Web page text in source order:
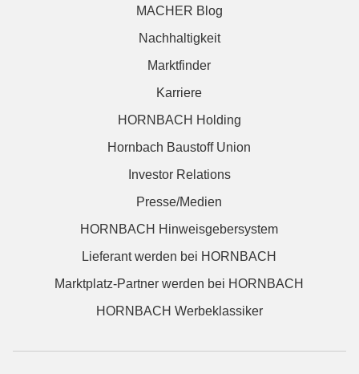
MACHER Blog
Nachhaltigkeit
Marktfinder
Karriere
HORNBACH Holding
Hornbach Baustoff Union
Investor Relations
Presse/Medien
HORNBACH Hinweisgebersystem
Lieferant werden bei HORNBACH
Marktplatz-Partner werden bei HORNBACH
HORNBACH Werbeklassiker